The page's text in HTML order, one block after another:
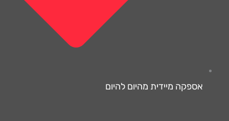
אספקה מיידית מהיום להיום